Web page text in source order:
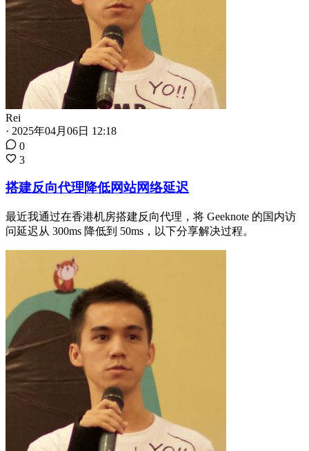
Rei
· 2025年04月06日 12:18
0
3
搭建反向代理降低网站网络延迟
最近我通过在香港机房搭建反向代理，将 Geeknote 的国内访
问延迟从 300ms 降低到 50ms，以下分享解决过程。